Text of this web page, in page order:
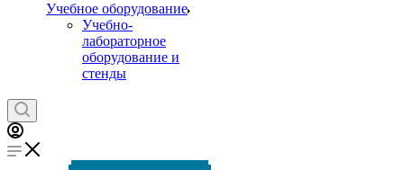
Учебное оборудование
Учебно-
лабораторное
оборудование и
стенды